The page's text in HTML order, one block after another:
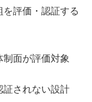
評価・認証する
面が評価対象
証されない設計